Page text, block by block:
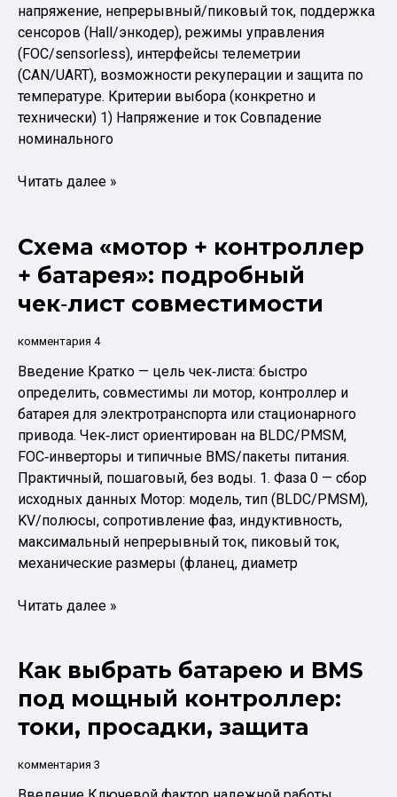
напряжение, непрерывный/пиковый ток, поддержка
сенсоров (Hall/энкодер), режимы управления
(FOC/sensorless), интерфейсы телеметрии
(CAN/UART), возможности рекуперации и защита по
температуре. Критерии выбора (конкретно и
технически) 1) Напряжение и ток Совпадение
номинального
Как
для
BLDC
мотора:
Votol
vs
Kelly
Читать далее »
Схема «мотор + контроллер
+ батарея»: подробный
чек‑лист совместимости
комментария 4
Введение Кратко — цель чек‑листа: быстро
определить, совместимы ли мотор, контроллер и
батарея для электротранспорта или стационарного
привода. Чек‑лист ориентирован на BLDC/PMSM,
FOC‑инверторы и типичные BMS/пакеты питания.
Практичный, пошаговый, без воды. 1. Фаза 0 — сбор
исходных данных Мотор: модель, тип (BLDC/PMSM),
KV/полюсы, сопротивление фаз, индуктивность,
максимальный непрерывный ток, пиковый ток,
механические размеры (фланец, диаметр
Схема
контроллер
батарея»:
подробный
совместимости
Читать далее »
Как выбрать батарею и BMS
под мощный контроллер:
токи, просадки, защита
комментария 3